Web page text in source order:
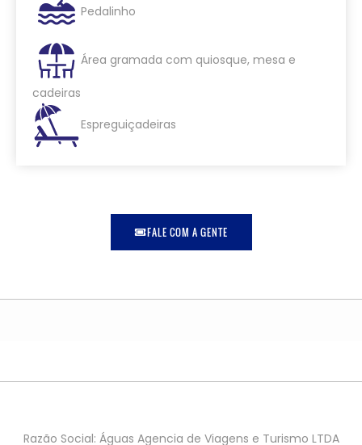
Pedalinho
Área gramada com quiosque, mesa e
cadeiras
Espreguiçadeiras
FALE COM A GENTE
Razão Social: Águas Agencia de Viagens e Turismo LTDA